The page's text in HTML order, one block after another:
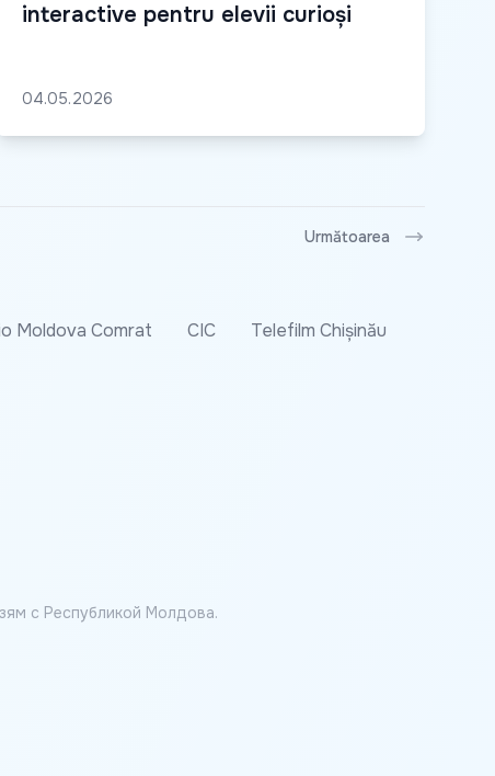
interactive pentru elevii curioși
04.05.2026
Următoarea
Moldova Comrat CIC
Telefilm Chișinău
с Республикой Молдова.